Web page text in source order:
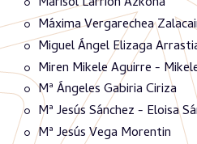
Máxima Vergarechea
Miguel Ángel Elizaga
Miren Mikele Aguirre -
Mª Ángeles Gabiria Ciriza
Mª Jesús Sánchez - Eloisa
Mª Jesús Vega Morentin